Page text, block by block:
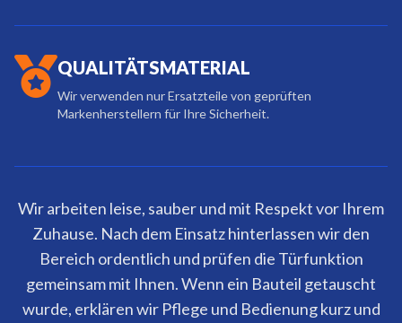
QUALITÄTSMATERIAL
Wir verwenden nur Ersatzteile von geprüften
Markenherstellern für Ihre Sicherheit.
Wir arbeiten leise, sauber und mit Respekt vor Ihrem
Zuhause. Nach dem Einsatz hinterlassen wir den
Bereich ordentlich und prüfen die Türfunktion
gemeinsam mit Ihnen. Wenn ein Bauteil getauscht
wurde, erklären wir Pflege und Bedienung kurz und